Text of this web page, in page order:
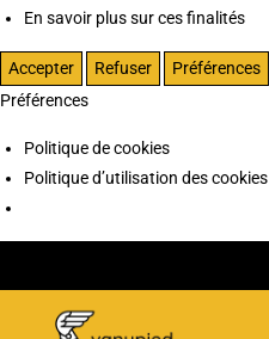
En savoir plus sur ces finalités
Accepter Refuser Préférences
Préférences
Politique de cookies
Politique d’utilisation des cookies